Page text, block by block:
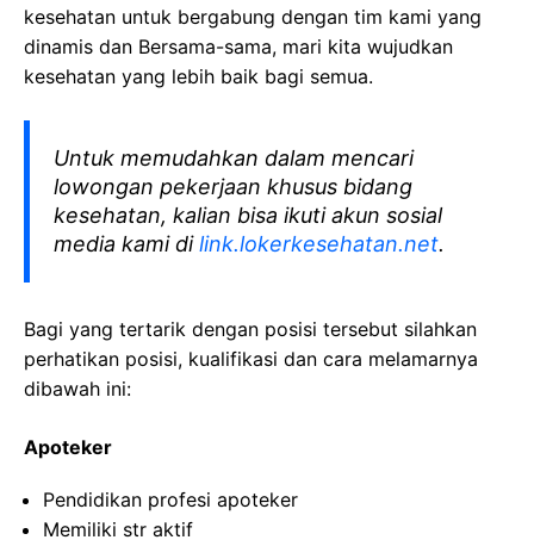
kesehatan untuk bergabung dengan tim kami yang
dinamis dan Bersama-sama, mari kita wujudkan
kesehatan yang lebih baik bagi semua.
Untuk memudahkan dalam mencari
lowongan pekerjaan khusus bidang
kesehatan, kalian bisa ikuti akun sosial
media kami dilink.lokerkesehatan.net.
Bagi yang tertarik dengan posisi tersebut silahkan
perhatikan posisi, kualifikasi dan cara melamarnya
dibawah ini:
Apoteker
Pendidikan profesi apoteker
Memiliki str aktif